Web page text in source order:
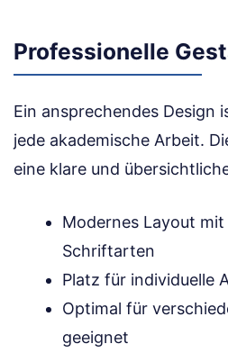
Professionelle
Ein ansprechendes Design
jede akademische Arbeit.
eine klare und
Modernes Layout
Schriftarten
Platz für individuelle
Optimal für
geeignet